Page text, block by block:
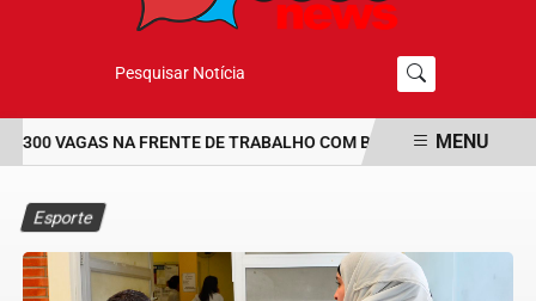
Pesquisar Notícia
VAGAS NA FRENTE DE TRABALHO COM BOLSA DE UM SALÁRIO-
MENU
Esporte